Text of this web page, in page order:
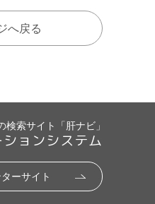
へ戻る
索サイト「肝ナビ」
ョンシステム
ーサイト